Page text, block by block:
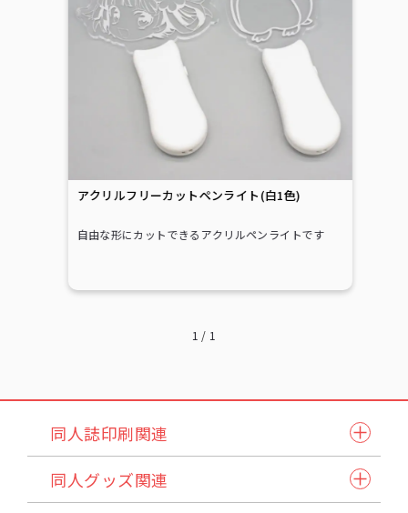
82,280
87,120
84,370
89,320
91,520
93,720
95,920
94,710
100,210
96,690
102,410
アクリルフリーカットペンライト(白1色)
自由な形にカットできるアクリルペンライトです
1 / 1
同人誌印刷関連
同人誌セット
小説本セット
同人グッズ関連
紙製品